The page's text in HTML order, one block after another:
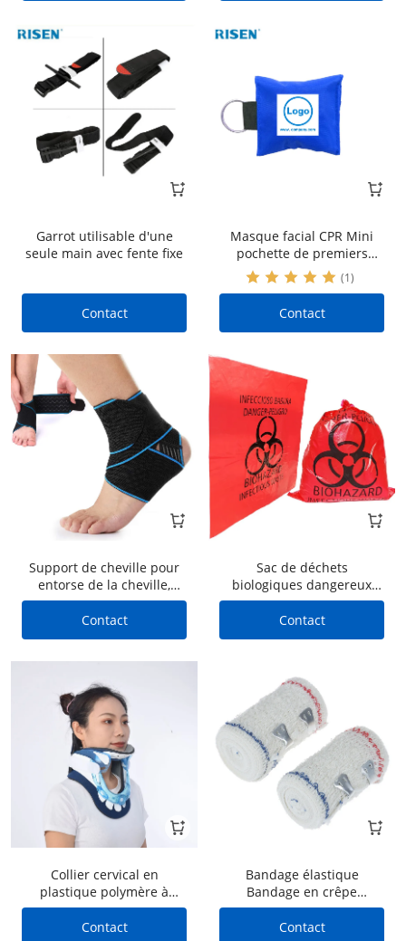
saignement | OEM et ODM
Garrot utilisable d'une
seule main avec fente fixe
Contact
Masque facial CPR Mini
pochette de premiers
secours personnalisée
avec porte-clés, prend en
charge la conception de
logo personnalisé
(1)
Contact
Support de cheville pour
entorse de la cheville,
sports de plein air
Contact
Sac de déchets
biologiques dangereux
rouge/jaune résistant aux
hautes températures et
aux hautes pressions sac
médicaux vente en gros
Contact
Collier cervical en
plastique polymère à
hauteur réglable, pratique
et portable, collier cervical
Contact
Bandage élastique
Bandage en crêpe
élastique tricoté 7,5 cm *
4,5 m
Contact